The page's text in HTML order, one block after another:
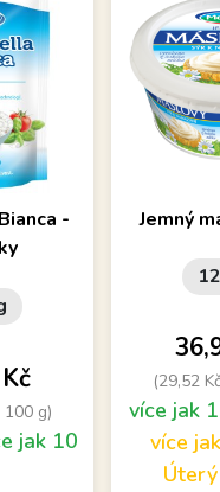
špičkové
perliček
-
100 g)
jak 10
Jemný
Jemný
Cena
(29,52
více jak
více